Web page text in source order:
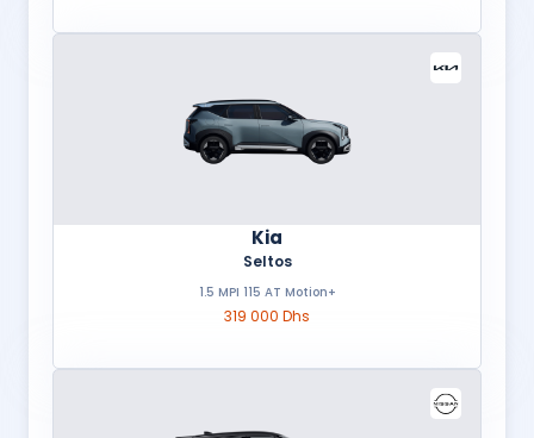
Kia
Seltos
1.5 MPI 115 AT Motion+
319 000 Dhs